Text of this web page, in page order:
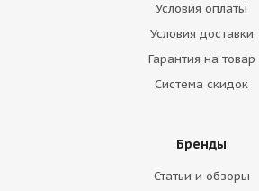
Условия оплаты
Условия доставки
Гарантия на товар
Система скидок
Бренды
Статьи и обзоры